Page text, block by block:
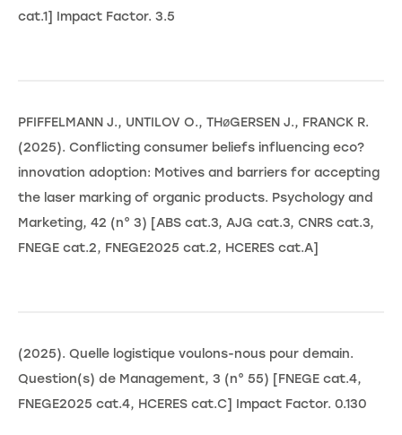
cat.1] Impact Factor. 3.5
PFIFFELMANN J., UNTILOV O., THøGERSEN J., FRANCK R.
(2025). Conflicting consumer beliefs influencing eco?
innovation adoption: Motives and barriers for accepting
the laser marking of organic products. Psychology and
Marketing, 42 (n° 3) [ABS cat.3, AJG cat.3, CNRS cat.3,
FNEGE cat.2, FNEGE2025 cat.2, HCERES cat.A]
(2025). Quelle logistique voulons-nous pour demain.
Question(s) de Management, 3 (n° 55) [FNEGE cat.4,
FNEGE2025 cat.4, HCERES cat.C] Impact Factor. 0.130